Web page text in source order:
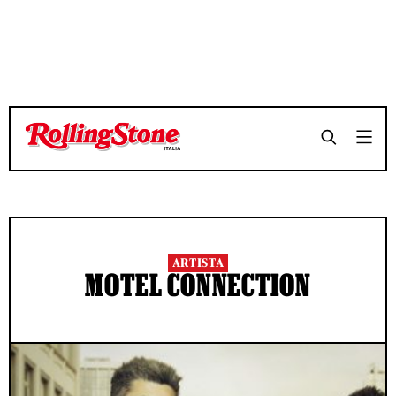
ARTISTA
MOTEL CONNECTION